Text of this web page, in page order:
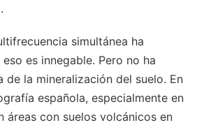
.
simultánea ha
es innegable. Pero no ha
de la mineralización del suelo. En
española, especialmente en
áreas con suelos volcánicos en